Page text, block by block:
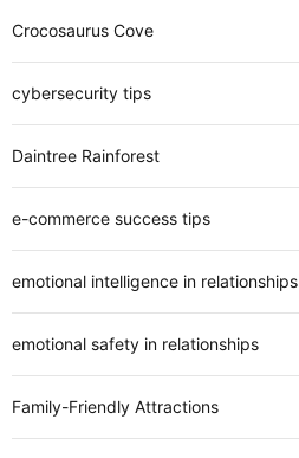
Crocosaurus Cove
cybersecurity tips
Daintree Rainforest
e-commerce success tips
emotional intelligence in relationships
emotional safety in relationships
Family-Friendly Attractions